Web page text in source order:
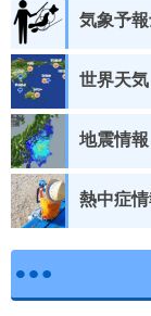
気象予
世界天気
地震情報
熱中症情